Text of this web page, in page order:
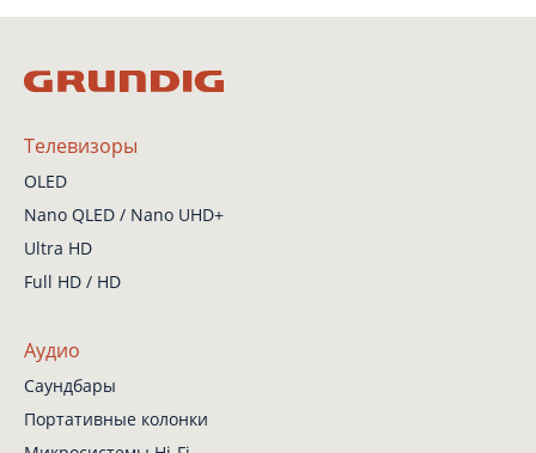
Телевизоры
OLED
Nano QLED / Nano UHD+
Ultra HD
Full HD / HD
Аудио
Саундбары
Портативные колонки